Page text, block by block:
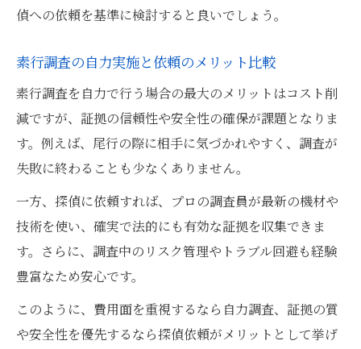
偵への依頼を基準に検討すると良いでしょう。
素行調査の自力実施と依頼のメリット比較
素行調査を自力で行う場合の最大のメリットはコスト削
減ですが、証拠の信頼性や安全性の確保が課題となりま
す。例えば、尾行の際に相手に気づかれやすく、調査が
失敗に終わることも少なくありません。
一方、探偵に依頼すれば、プロの調査員が最新の機材や
技術を使い、確実で法的にも有効な証拠を収集できま
す。さらに、調査中のリスク管理やトラブル回避も経験
豊富なため安心です。
このように、費用面を重視するなら自力調査、証拠の質
や安全性を優先するなら探偵依頼がメリットとして挙げ